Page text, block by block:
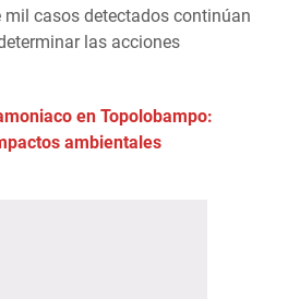
casos detectados continúan
las acciones
en Topolobampo:
ambientales